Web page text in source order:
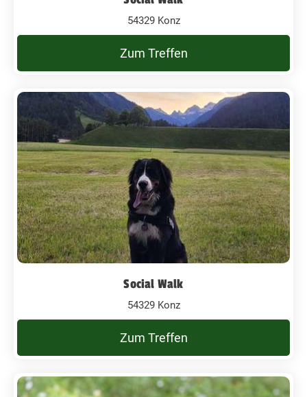
54329 Konz
Zum Treffen
Social Walk
54329 Konz
Zum Treffen